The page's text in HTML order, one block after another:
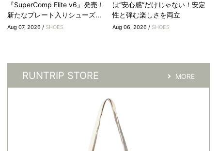
『SuperComp Elite v6』発売！
新たなプレート入りシューズ...
Aug 07, 2026 / SHOES
は“安心感”だけじゃない！安定
性と弾む楽しさを両立
Aug 06, 2026 / SHOES
RUNTRIP STORE MORE